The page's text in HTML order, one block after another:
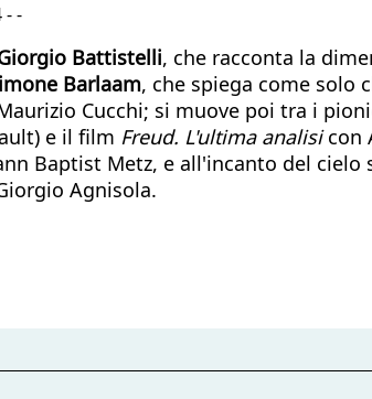
- -
Battistelli, che racconta la
Barlaam, che spiega come solo
Cucchi; si muove poi tra i
e il film Freud. L'ultima analisicon
Baptist Metz, e all'incanto del
Agnisola.